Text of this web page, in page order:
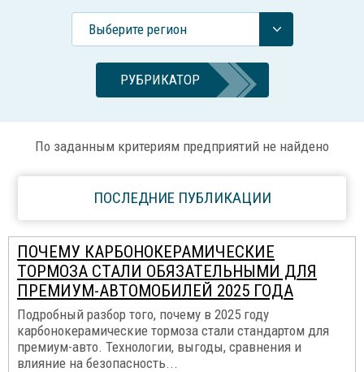
Выберите регион
РУБРИКАТОР
По заданным критериям предприятий не найдено
ПОСЛЕДНИЕ ПУБЛИКАЦИИ
ПОЧЕМУ КАРБОНОКЕРАМИЧЕСКИЕ
ТОРМОЗА СТАЛИ ОБЯЗАТЕЛЬНЫМИ ДЛЯ
ПРЕМИУМ-АВТОМОБИЛЕЙ 2025 ГОДА
Подробный разбор того, почему в 2025 году
карбонокерамические тормоза стали стандартом для
премиум-авто. Технологии, выгоды, сравнения и
влияние на безопасность...